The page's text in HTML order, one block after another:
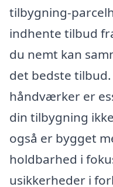
tilbygning-
indhente tilbud
du nemt kan
det bedste
håndværker er
din tilbygning
også er bygget
holdbarhed i
usikkerheder i